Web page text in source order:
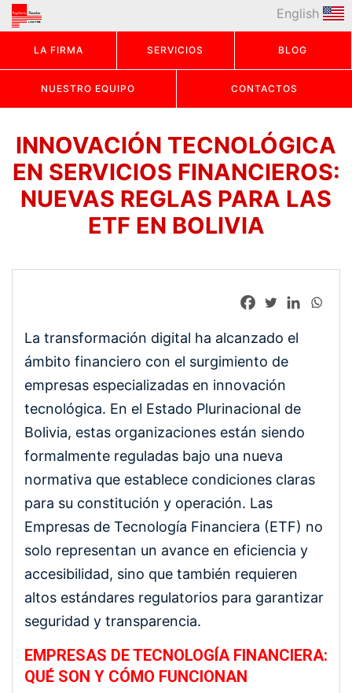
LA FIRMA SERVICIOS BLOG
NUESTRO EQUIPO CONTACTOS
English
INNOVACIÓN TECNOLÓGICA
EN SERVICIOS FINANCIEROS:
NUEVAS REGLAS PARA LAS
ETF EN BOLIVIA
La transformación digital ha alcanzado el
ámbito financiero con el surgimiento de
empresas especializadas en innovación
tecnológica. En el Estado Plurinacional de
Bolivia, estas organizaciones están siendo
formalmente reguladas bajo una nueva
normativa que establece condiciones claras
para su constitución y operación. Las
Empresas de Tecnología Financiera (ETF) no
solo representan un avance en eficiencia y
accesibilidad, sino que también requieren
altos estándares regulatorios para garantizar
seguridad y transparencia.
EMPRESAS DE TECNOLOGÍA FINANCIERA:
QUÉ SON Y CÓMO FUNCIONAN